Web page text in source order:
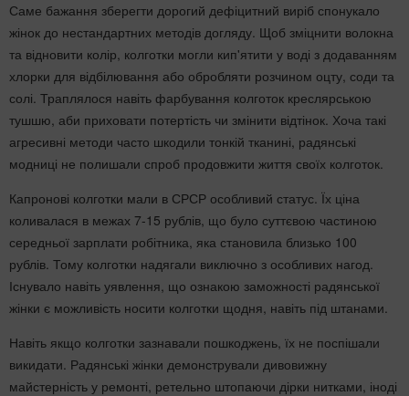
Саме бажання зберегти дорогий дефіцитний виріб спонукало
жінок до нестандартних методів догляду. Щоб зміцнити волокна
та відновити колір, колготки могли кип'ятити у воді з додаванням
хлорки для відбілювання або обробляти розчином оцту, соди та
солі. Траплялося навіть фарбування колготок креслярською
тушшю, аби приховати потертість чи змінити відтінок. Хоча такі
агресивні методи часто шкодили тонкій тканині, радянські
модниці не полишали спроб продовжити життя своїх колготок.
Капронові колготки мали в СРСР особливий статус. Їх ціна
коливалася в межах 7-15 рублів, що було суттєвою частиною
середньої зарплати робітника, яка становила близько 100
рублів. Тому колготки надягали виключно з особливих нагод.
Існувало навіть уявлення, що ознакою заможності радянської
жінки є можливість носити колготки щодня, навіть під штанами.
Навіть якщо колготки зазнавали пошкоджень, їх не поспішали
викидати. Радянські жінки демонстрували дивовижну
майстерність у ремонті, ретельно штопаючи дірки нитками, іноді